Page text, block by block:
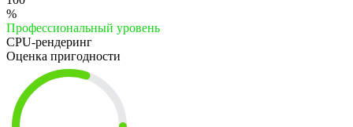
%
Профессиональный уровень
CPU-рендеринг
Оценка пригодности